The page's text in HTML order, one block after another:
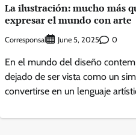
La ilustración: mucho más
expresar el mundo con arte
Corresponsal June 5, 2025 0
En el mundo del diseño
dejado de ser vista como un
convertirse en un lenguaje